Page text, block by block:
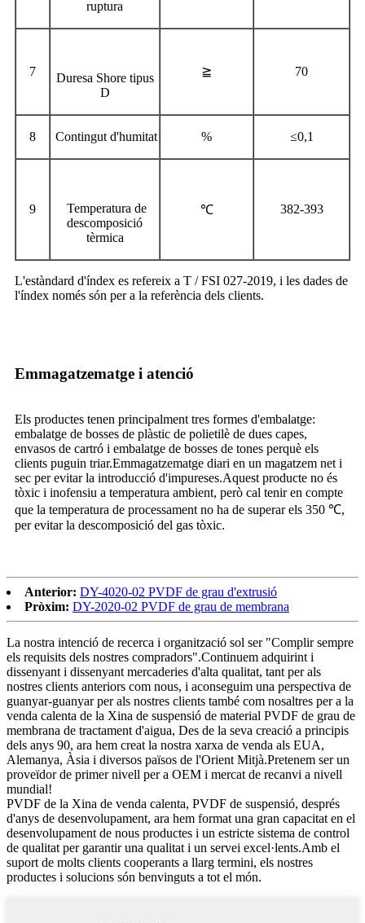
ruptura
7
Duresa Shore tipus
D
≧ 70
8 Contingut d'humitat % ≤0,1
9
Temperatura de
descomposició
tèrmica
℃ 382-393
L'estàndard d'índex es refereix a T / FSI 027-2019, i les dades de
l'índex només són per a la referència dels clients.
Emmagatzematge i atenció
Els productes tenen principalment tres formes d'embalatge:
embalatge de bosses de plàstic de polietilè de dues capes,
envasos de cartró i embalatge de bosses de tones perquè els
clients puguin triar.Emmagatzematge diari en un magatzem net i
sec per evitar la introducció d'impureses.Aquest producte no és
tòxic i inofensiu a temperatura ambient, però cal tenir en compte
que la temperatura de processament no ha de superar els 350 ℃,
per evitar la descomposició del gas tòxic.
Anterior: DY-4020-02 PVDF de grau d'extrusió
Pròxim: DY-2020-02 PVDF de grau de membrana
La nostra intenció de recerca i organització sol ser "Complir sempre
els requisits dels nostres compradors".Continuem adquirint i
dissenyant i dissenyant mercaderies d'alta qualitat, tant per als
nostres clients anteriors com nous, i aconseguim una perspectiva de
guanyar-guanyar per als nostres clients també com nosaltres per a la
venda calenta de la Xina de suspensió de material PVDF de grau de
membrana de tractament d'aigua, Des de la seva creació a principis
dels anys 90, ara hem creat la nostra xarxa de venda als EUA,
Alemanya, Àsia i diversos països de l'Orient Mitjà.Pretenem ser un
proveïdor de primer nivell per a OEM i mercat de recanvi a nivell
mundial!
PVDF de la Xina de venda calenta, PVDF de suspensió, després
d'anys de desenvolupament, ara hem format una gran capacitat en el
desenvolupament de nous productes i un estricte sistema de control
de qualitat per garantir una qualitat i un servei excel·lents.Amb el
suport de molts clients cooperants a llarg termini, els nostres
productes i solucions són benvinguts a tot el món.